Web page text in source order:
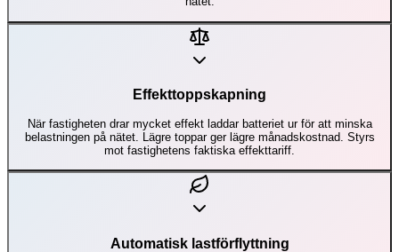
Effekttoppskapning
När fastigheten drar mycket effekt laddar batteriet ur för att minska
belastningen på nätet. Lägre toppar ger lägre månadskostnad. Styrs
mot fastighetens faktiska effekttariff.
Automatisk lastförflyttning